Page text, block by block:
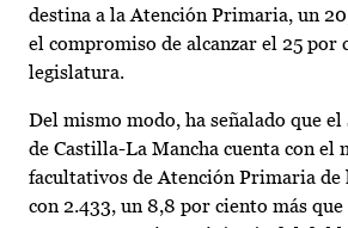
destina a la Atención Primaria, un
el compromiso de alcanzar el 25 por
legislatura.
Del mismo modo, ha señalado que
de Castilla-La Mancha cuenta con el
facultativos de Atención Primaria
con 2.433, un 8,8 por ciento más que